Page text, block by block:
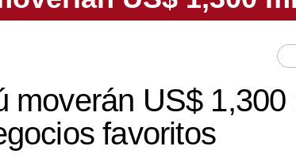
moverán US$
favoritos